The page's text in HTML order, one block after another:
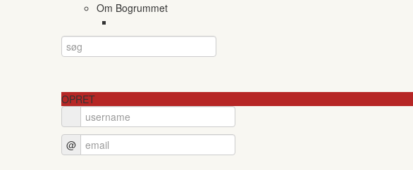
Om Bogrummet
OPRET
@